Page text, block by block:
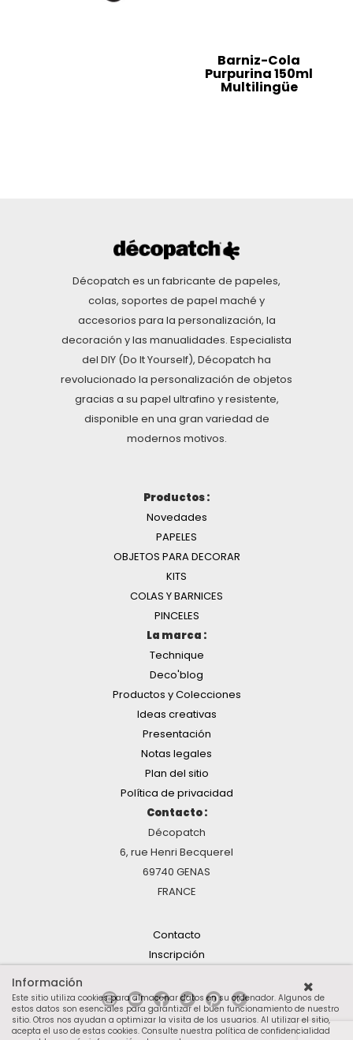
Barniz-Cola
Purpurina 150ml
Multilingüe
Décopatch es un fabricante de papeles,
colas, soportes de papel maché y
accesorios para la personalización, la
decoración y las manualidades. Especialista
del DIY (Do It Yourself), Décopatch ha
revolucionado la personalización de objetos
gracias a su papel ultrafino y resistente,
disponible en una gran variedad de
modernos motivos.
Productos :
Novedades
PAPELES
OBJETOS PARA DECORAR
KITS
COLAS Y BARNICES
PINCELES
La marca :
Technique
Deco'blog
Productos y Colecciones
Ideas creativas
Presentación
Notas legales
Plan del sitio
Política de privacidad
Contacto :
Décopatch
6, rue Henri Becquerel
69740 GENAS
FRANCE
Contacto
Inscripción
Información
Este sitio utiliza cookies para almacenar datos en su ordenador. Algunos de
estos datos son esenciales para garantizar el buen funcionamiento de nuestro
sitio. Otros nos ayudan a optimizar la visita de los usuarios. Al utilizar el sitio,
acepta el uso de estas cookies. Consulte nuestra política de confidencialidad